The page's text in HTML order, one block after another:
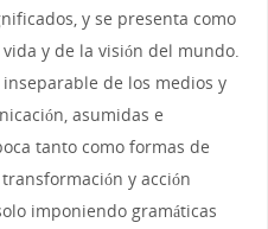
y se presenta como
y de la visión del mundo.
de los medios y
asumidas e
tanto como formas de
y acción
imponiendo gramáticas